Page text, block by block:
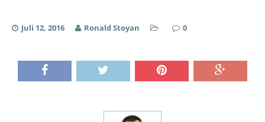
Juli 12, 2016 Ronald Stoyan 0